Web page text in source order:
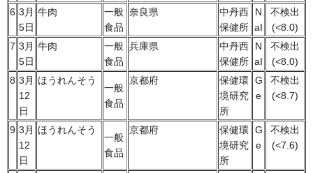
6 3月
5日
牛肉
一般
食品
奈良県
中丹西
保健所
N
aI
不検出
(<8.0)
7 3月
5日
牛肉
一般
食品
兵庫県
中丹西
保健所
N
aI
不検出
(<8.0)
8 3月
12
日
ほうれんそう
一般
食品
京都府
保健環
境研究
所
G
e
不検出
(<8.7)
9 3月
12
日
ほうれんそう
一般
食品
京都府
保健環
境研究
所
G
e
不検出
(<7.6)